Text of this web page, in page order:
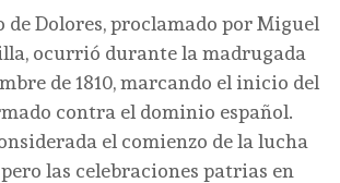
de Dolores, proclamado por Miguel
ocurrió durante la madrugada
de 1810, marcando el inicio del
contra el dominio español.
el comienzo de la lucha
las celebraciones patrias en